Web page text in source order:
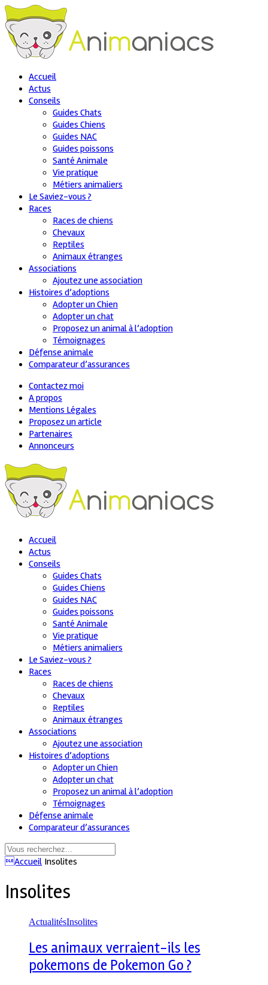
Accueil
Actus
Conseils
Guides Chats
Guides Chiens
Guides NAC
Guides poissons
Santé Animale
Vie pratique
Métiers animaliers
Le Saviez-vous ?
Races
Races de chiens
Chevaux
Reptiles
Animaux étranges
Associations
Ajoutez une association
Histoires d’adoptions
Adopter un Chien
Adopter un chat
Proposez un animal à l’adoption
Témoignages
Défense animale
Comparateur d’assurances
Contactez moi
A propos
Mentions Légales
Proposez un article
Partenaires
Annonceurs
Accueil
Actus
Conseils
Guides Chats
Guides Chiens
Guides NAC
Guides poissons
Santé Animale
Vie pratique
Métiers animaliers
Le Saviez-vous ?
Races
Races de chiens
Chevaux
Reptiles
Animaux étranges
Associations
Ajoutez une association
Histoires d’adoptions
Adopter un Chien
Adopter un chat
Proposez un animal à l’adoption
Témoignages
Défense animale
Comparateur d’assurances
Accueil Insolites
Insolites
ActualitésInsolites
Les animaux verraient-ils les
pokemons de Pokemon Go ?